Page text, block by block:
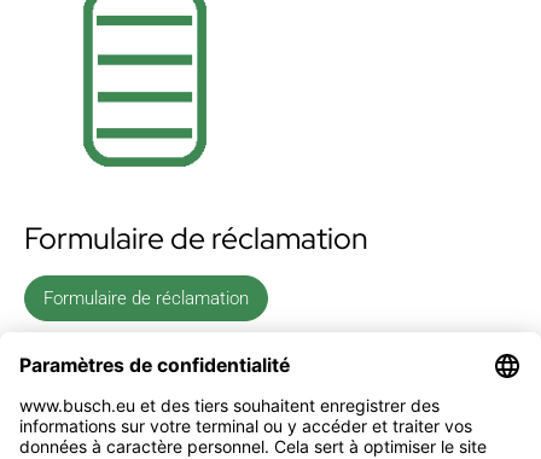
Formulaire de réclamation
Formulaire de réclamation